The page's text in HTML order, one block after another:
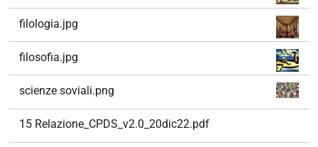
filologia.jpg
filosofia.jpg
scienze soviali.png
15 Relazione_CPDS_v2.0_20dic22.pdf